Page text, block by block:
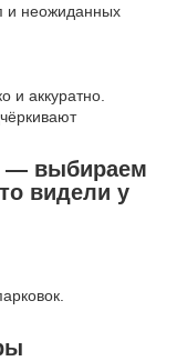
и неожиданных
и аккуратно.
— выбираем
видели у